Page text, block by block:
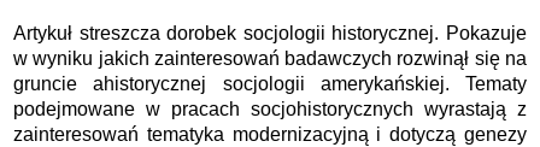
Artykuł streszcza dorobek socjologii historycznej. Pokazuje
w wyniku jakich zainteresowań badawczych rozwinął się na
gruncie ahistorycznej socjologii amerykańskiej. Tematy
podejmowane w pracach socjohistorycznych wyrastają z
zainteresowań tematyka modernizacyjną i dotyczą genezy